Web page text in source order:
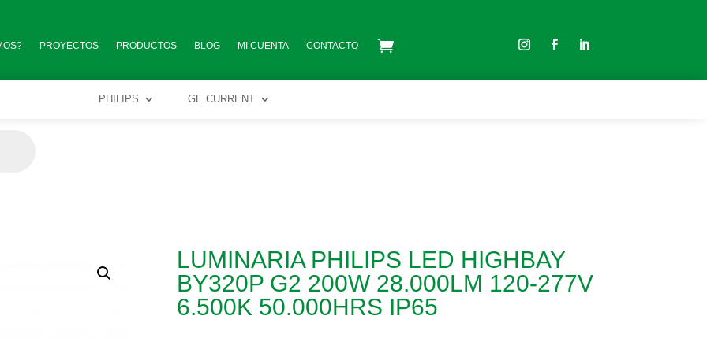
PROYECTOS PRODUCTOS BLOG MI CUENTA CONTACTO
PROYECTOS PRODUCTOS BLOG MI CUENTA CONTACTO
PHILIPS GE CURRENT
PHILIPS GE CURRENT
LUMINARIA PHILIPS LED HIGHBAY
BY320P G2 200W 28.000LM 120-277V
6.500K 50.000HRS IP65